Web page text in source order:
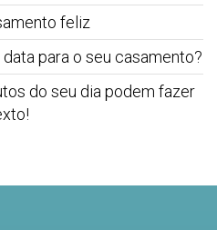
feliz
para o seu casamento?
do seu dia podem fazer